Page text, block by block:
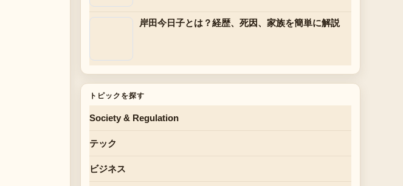
岸田今日子とは？経歴、死因、家族を簡単に解説
トピックを探す
Society & Regulation
テック
ビジネス